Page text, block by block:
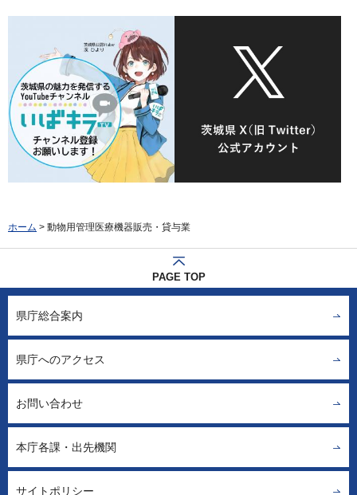
ホーム > 動物用管理医療機器販売・貸与業
PAGE TOP
県庁総合案内
県庁へのアクセス
お問い合わせ
本庁各課・出先機関
サイトポリシー